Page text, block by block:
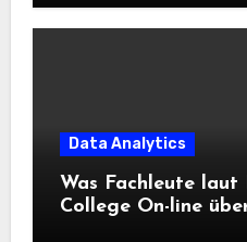
Data Analytics
Was Fachleute
College On-line